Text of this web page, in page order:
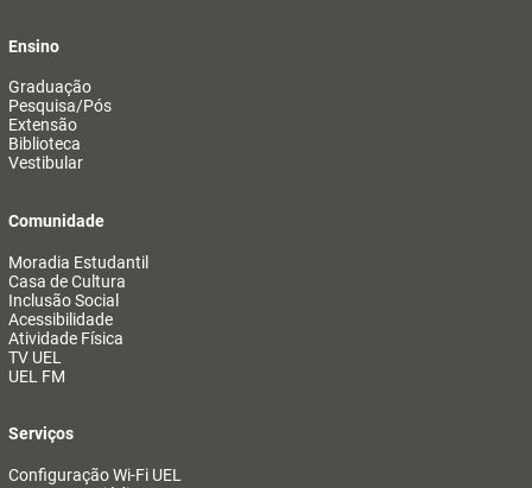
Ensino
Graduação
Pesquisa/Pós
Extensão
Biblioteca
Vestibular
Comunidade
Moradia Estudantil
Casa de Cultura
Inclusão Social
Acessibilidade
Atividade Física
TV UEL
UEL FM
Serviços
Configuração Wi-Fi UEL